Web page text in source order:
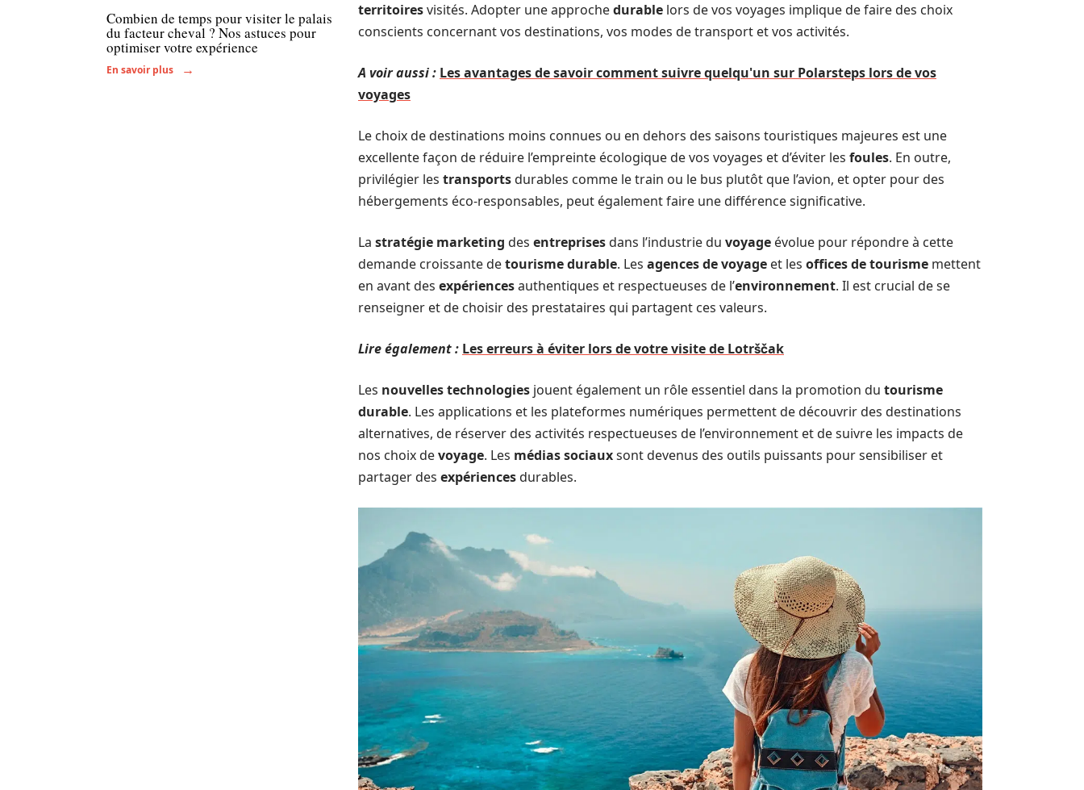
Combien de temps pour visiter le palais
du facteur cheval ? Nos astuces pour
optimiser votre expérience
En savoir plus
territoiresvisités. Adopter une approchedurable lors de vos voyages implique de faire des choix
conscients concernant vos destinations, vos modes de transport et vos activités.
A voir aussi : Les avantages de savoir comment suivre quelqu'un sur Polarsteps lors de vos
voyages
Le choix de destinations moins connues ou en dehors des saisons touristiques majeures est une
excellente façon de réduire l’empreinte écologique de vos voyages et d’éviter les foules. En outre,
privilégier les transportsdurables comme le train ou le bus plutôt que l’avion, et opter pour des
hébergements éco-responsables, peut également faire une différence significative.
La stratégie marketing des entreprisesdans l’industrie du voyage évolue pour répondre à cette
demande croissante detourisme durable. Les agences de voyage et les offices de tourisme mettent
en avant des expériencesauthentiques et respectueuses de l’environnement. Il est crucial de se
renseigner et de choisir des prestataires qui partagent ces valeurs.
Lire également : Les erreurs à éviter lors de votre visite de Lotrščak
Les nouvelles technologies jouent également un rôle essentiel dans la promotion du tourisme
durable. Les applications et les plateformes numériques permettent de découvrir des destinations
alternatives, de réserver des activités respectueuses de l’environnement et de suivre les impacts de
nos choix devoyage. Les médias sociauxsont devenus des outils puissants pour sensibiliser et
partager des expériencesdurables.